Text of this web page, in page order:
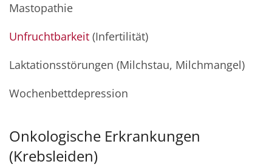
Mastopathie
Unfruchtbarkeit (Infertilität)
Laktationsstörungen (Milchstau, Milchmangel)
Wochenbettdepression
Onkologische Erkrankungen
(Krebsleiden)